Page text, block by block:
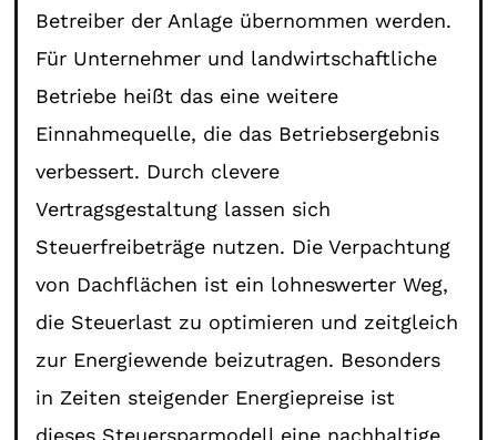
Betreiber der Anlage übernommen werden.
Für Unternehmer und landwirtschaftliche
Betriebe heißt das eine weitere
Einnahmequelle, die das Betriebsergebnis
verbessert. Durch clevere
Vertragsgestaltung lassen sich
Steuerfreibeträge nutzen. Die Verpachtung
von Dachflächen ist ein lohneswerter Weg,
die Steuerlast zu optimieren und zeitgleich
zur Energiewende beizutragen. Besonders
in Zeiten steigender Energiepreise ist
dieses Steuersparmodell eine nachhaltige